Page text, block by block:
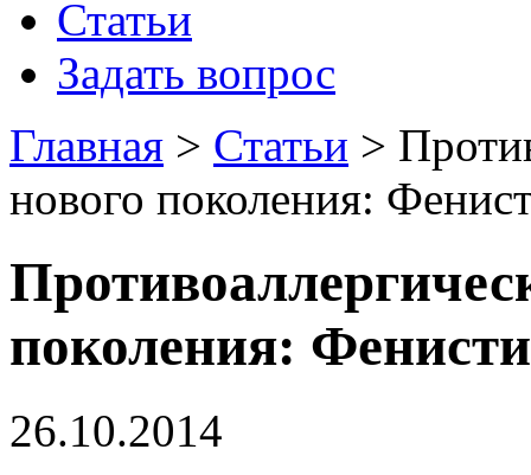
Статьи
Задать вопрос
Главная > Статьи >
нового поколения:
поколения:
26.10.2014